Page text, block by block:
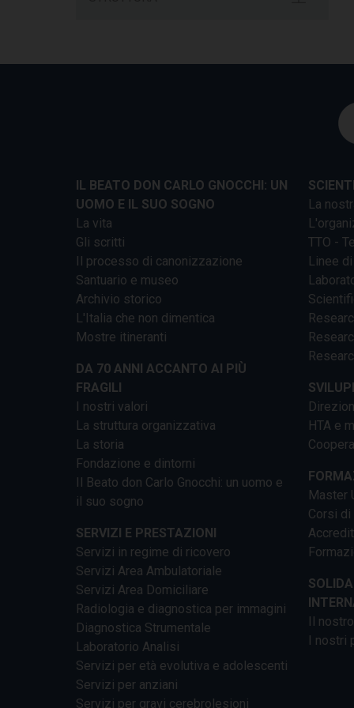
IL BEATO DON CARLO GNOCCHI: UN
UOMO E IL SUO SOGNO
La vita
Gli scritti
Il processo di canonizzazione
Santuario e museo
Archivio storico
L'Italia che non dimentica
Mostre itineranti
DA 70 ANNI ACCANTO AI PIÙ
FRAGILI
I nostri valori
La struttura organizzativa
La storia
Fondazione e dintorni
Il Beato don Carlo Gnocchi: un uomo e
il suo sogno
SERVIZI E PRESTAZIONI
Servizi in regime di ricovero
Servizi Area Ambulatoriale
Servizi Area Domiciliare
Radiologia e diagnostica per immagini
Diagnostica Strumentale
Laboratorio Analisi
Servizi per età evolutiva e adolescenti
Servizi per anziani
Servizi per gravi cerebrolesioni
La
TTO -
Linee
HTA e
Master
Corsi di
Il
I nostri